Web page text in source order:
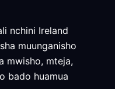
nchini Ireland
muunganisho
mwisho, mteja,
bado huamua